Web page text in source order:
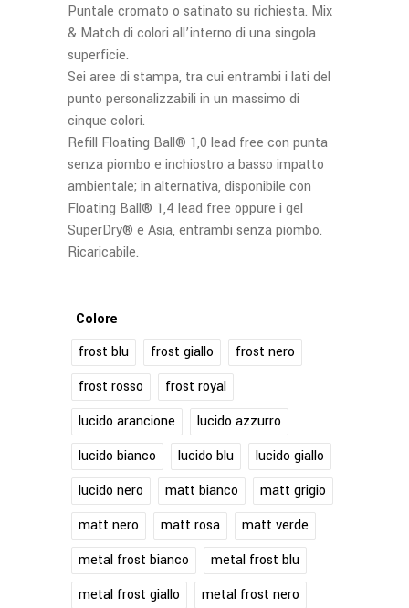
Puntale cromato o satinato su richiesta. Mix
& Match di colori all’interno di una singola
superficie.
Sei aree di stampa, tra cui entrambi i lati del
punto personalizzabili in un massimo di
cinque colori.
Refill Floating Ball® 1,0 lead free con punta
senza piombo e inchiostro a basso impatto
ambientale; in alternativa, disponibile con
Floating Ball® 1,4 lead free oppure i gel
SuperDry® e Asia, entrambi senza piombo.
Ricaricabile.
Colore
frost blu
frost giallo
frost nero
frost rosso
frost royal
lucido arancione
lucido azzurro
lucido bianco
lucido blu
lucido giallo
lucido nero
matt bianco
matt grigio
matt nero
matt rosa
matt verde
metal frost bianco
metal frost blu
metal frost giallo
metal frost nero